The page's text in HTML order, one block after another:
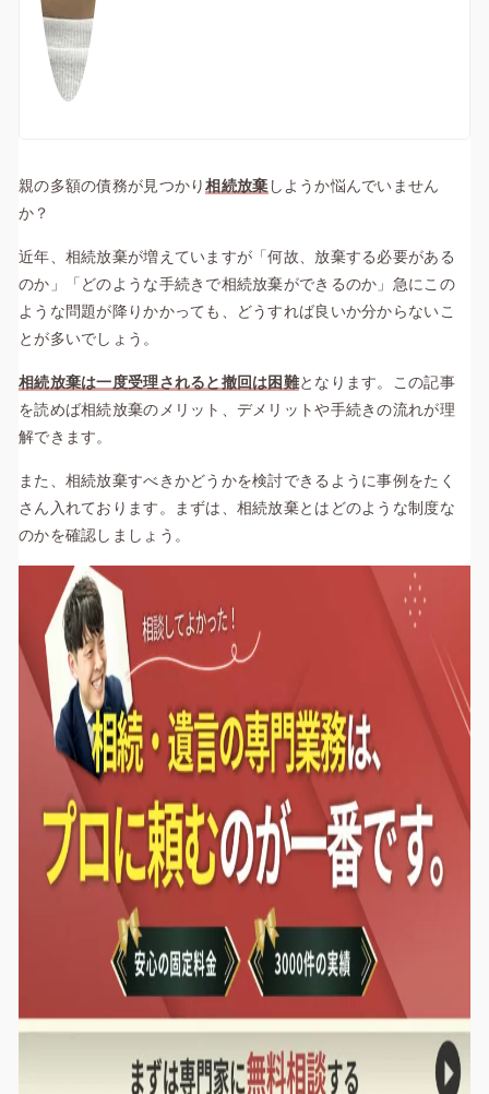
親の多額の債務が見つかり相続放棄 しようか悩んでいません
か？
近年、相続放棄が増えていますが「何故、放棄する必要がある
のか」「どのような手続きで相続放棄ができるのか」急にこの
ような問題が降りかかっても、どうすれば良いか分からないこ
とが多いでしょう。
相続放棄は一度受理されると撤回は困難となります。この記事
を読めば相続放棄のメリット、デメリットや手続きの流れが理
解できます。
また、相続放棄すべきかどうかを検討できるように事例をたく
さん入れております。まずは、相続放棄とはどのような制度な
のかを確認しましょう。